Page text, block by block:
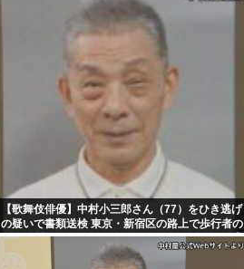
【歌舞伎俳優】中村小三郎さん（77）をひき逃げ
の疑いで書類送検 東京・新宿区の路上で歩行者の
20代女性をはねてけがをさせたうえ、そのまま逃
走か